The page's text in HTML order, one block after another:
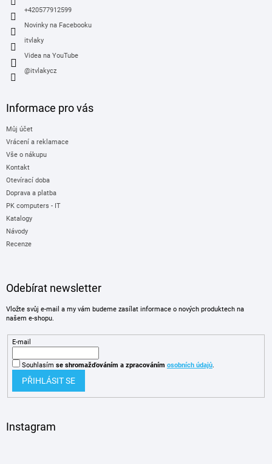
+420577912599
Novinky na Facebooku
itvlaky
Videa na YouTube
@itvlakycz
Informace pro vás
Můj účet
Vrácení a reklamace
Vše o nákupu
Kontakt
Otevírací doba
Doprava a platba
PK computers - IT
Katalogy
Návody
Recenze
Odebírat newsletter
Vložte svůj e-mail a my vám budeme zasílat informace o nových produktech na
našem e-shopu.
E-mail
Souhlasím se shromažďováním a zpracováním osobních údajů.
PŘIHLÁSIT SE
Instagram